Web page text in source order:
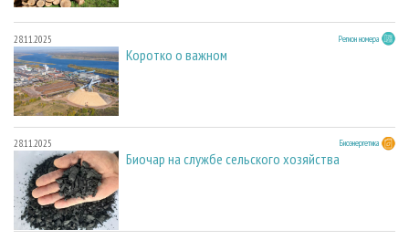
28.11.2025 Регион номера
Коротко о важном
28.11.2025 Биоэнергетика
Биочар на службе сельского хозяйства